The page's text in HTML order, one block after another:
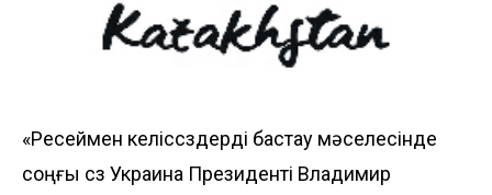
«Ресеймен келіссөздерді бастау мәселесінде
соңғы сөз Украина Президенті Владимир